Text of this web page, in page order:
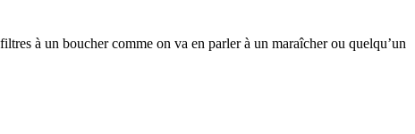
à un boucher comme on va en parler à un maraîcher ou quelqu’un